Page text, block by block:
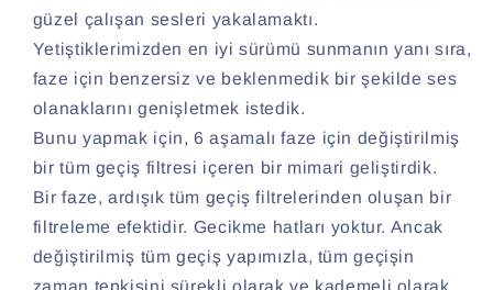
güzel çalışan sesleri yakalamaktı.
Yetiştiklerimizden en iyi sürümü sunmanın yanı sıra,
faze için benzersiz ve beklenmedik bir şekilde ses
olanaklarını genişletmek istedik.
Bunu yapmak için, 6 aşamalı faze için değiştirilmiş
bir tüm geçiş filtresi içeren bir mimari geliştirdik.
Bir faze, ardışık tüm geçiş filtrelerinden oluşan bir
filtreleme efektidir. Gecikme hatları yoktur. Ancak
değiştirilmiş tüm geçiş yapımızla, tüm geçişin
zaman tepkisini sürekli olarak ve kademeli olarak